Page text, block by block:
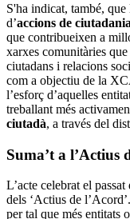
S'ha indicat, també,
d’accions de
que contribueixen a
xarxes comunitàries
ciutadans i relacions
com a objectiu de la
l’esforç d’aquelles
treballant més
ciutadà, a través del
Suma’t a l’Actius
L’acte celebrat el
dels ‘Actius de
per tal que més entitats